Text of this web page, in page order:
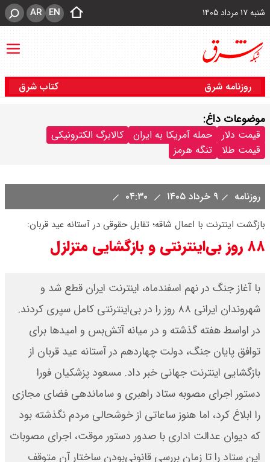
شنبه ۱۷ مرداد ۱۴۰۵ EN
AR
روزنامه شرق کتاب شرق
موضوعات داغ:
قیمت دلار حمله آمریکا به ایران
کالابرگ الکترونیکی
قیمت طلا
تنگه هرمز
روزنامه ۹ خرداد ۱۴۰۵
بازگشت اینترنت با اعمال شاقه؛ تقابل حقوقی در آستانه عید قربان:
۸۸ روز بی‌اینترنتی و بازگشایی متزلزل
با آغاز جنگ در نهم اسفندماه، اینترنت ایران قطع شد و
شهروندان ایرانی ۸۸ روز را در بی‌اینترنتی کامل سپری کردند.
در اواسط هفته گذشته و در میانه آتش‌بس و امیدها برای
توافق پایان جنگ، دولت چهاردهم در آستانه عید قربان از
بازگشایی اینترنت جهانی خبر داد. مسعود پزشکیان فورا
دستور اجرای مصوبه ستاد راهبری و ساماندهی فضای مجازی
را ابلاغ کرد، اما هنوز ساعاتی از خوشحالی مردم نگذشته بود
که دیوان عدالت اداری با صدور دستور موقت، اجرای مصوبات
این ستاد را تا زمان بررسی قانونی‌بودن ساختار آن متوقف